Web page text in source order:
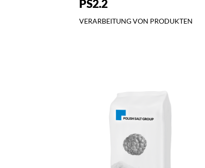
PS2.2
VERARBEITUNG VON PRODUKTEN